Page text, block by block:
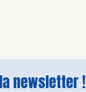
newsletter !